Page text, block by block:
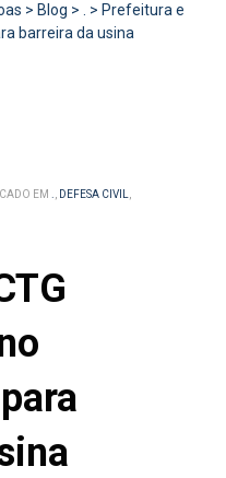
> Blog > . > Prefeitura e
barreira da usina
EM ., DEFESA CIVIL,